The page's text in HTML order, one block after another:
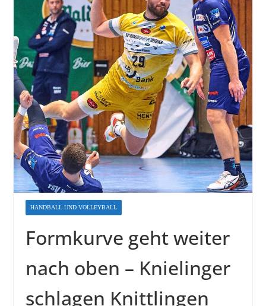
HANDBALL UND VOLLEYBALL
Formkurve geht weiter
nach oben – Knielinger
schlagen Knittlingen